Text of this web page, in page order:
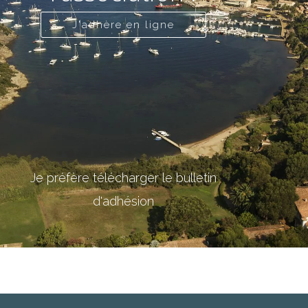
J'adhère en ligne
Je préfère télécharger le bulletin
d'adhésion